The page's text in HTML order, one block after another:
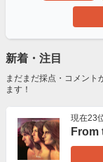
新着・注目
まだまだ採点・コメント
ます！
現在23